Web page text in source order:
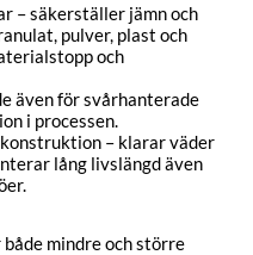
– säkerställer jämn och
pulver, plast och
och
även för svårhanterade
i processen.
– klarar väder
lång livslängd även
mindre och större